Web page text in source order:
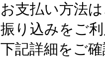
お支払い方法
振り込みをご
下記詳細をご